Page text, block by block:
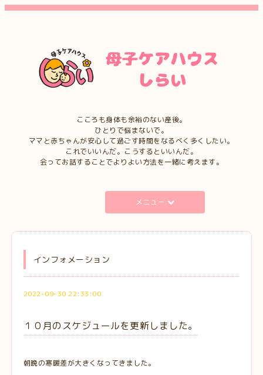
こころも身体も余裕のない産後。
ひとりで悩まないで。
ママと赤ちゃんが安心して過ごす時間をなるべく多くしたい。
これでいいんだ。こうするといいんだ。
会ってお話することでよりよい方法を一緒に考えます。
メニュー
インフォメーション
2022-09-30 22:33:00
１０月のスケジュールを更新しました。
朝晩の寒暖差が大きくなってきました。